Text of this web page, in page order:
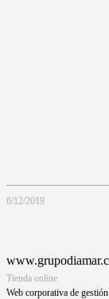
6/12/2019
Tienda online
Web corporativa de